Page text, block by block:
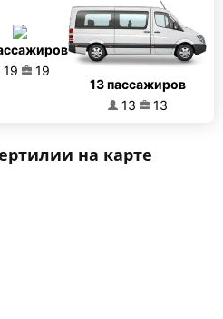
19
19
13 пассажиров
13
13
на карте